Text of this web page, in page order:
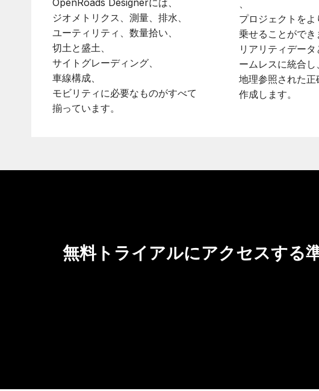
OpenRoads Designerには、
ジオメトリクス、測量、排水、
ユーティリティ、数量拾い、
切土と盛土、
サイトグレーディング、
車線構成、
モビリティに必要なものがすべて
揃っています。
、
プロジェクトを
乗せることができ
リアリティデー
ームレスに統合し、
地理参照された
作成します。
無料トライアルにアクセスする